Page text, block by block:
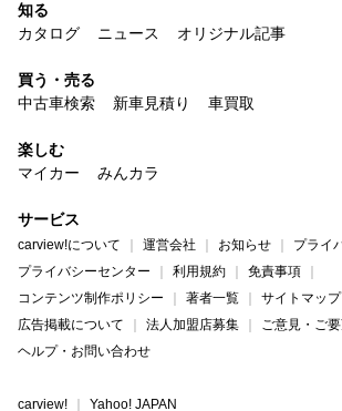
知る
カタログ
ニュース オリジナル記事
買う・売る
中古車検索
新車見積り 車買取
楽しむ
マイカー
みんカラ
サービス
carview!について 運営会社 お知らせ
プライ
プライバシーセンター
利用規約
免責事項
コンテンツ制作ポリシー
著者一覧
サイトマップ
広告掲載について
法人加盟店募集
ご意見・ご
ヘルプ・お問い合わせ
carview! Yahoo! JAPAN